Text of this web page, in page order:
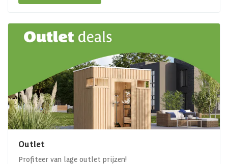
Outlet
Profiteer van lage outlet prijzen!